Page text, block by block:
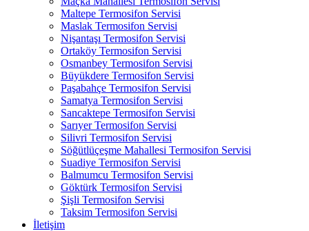
Maltepe Termosifon Servisi
Maslak Termosifon Servisi
Nişantaşı Termosifon Servisi
Ortaköy Termosifon Servisi
Osmanbey Termosifon Servisi
Büyükdere Termosifon Servisi
Paşabahçe Termosifon Servisi
Samatya Termosifon Servisi
Sancaktepe Termosifon Servisi
Sarıyer Termosifon Servisi
Silivri Termosifon Servisi
Söğütlüçeşme Mahallesi Termosifon Servisi
Suadiye Termosifon Servisi
Balmumcu Termosifon Servisi
Göktürk Termosifon Servisi
Şişli Termosifon Servisi
Taksim Termosifon Servisi
İletişim